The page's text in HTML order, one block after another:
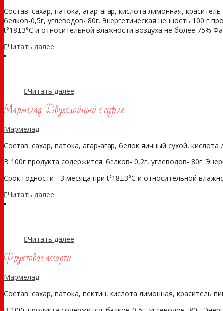
Состав: сахар, патока, агар-агар, кислота лимонная,
белков-0,5г, углеводов- 80г. Энергетическая ценность 100 г
t°18±3°С и относительной влажности воздуха не более 75%
Читать далее
Читать далее
Мармелад Двухслойный с суфле
Мармелад
Состав: сахар, патока, агар-агар, белок яичный сухой,
В 100г продукта содержится: белков- 0,2г, углеводов- 80г.
Срок годности - 3 месяца при t°18±3°С и относительной
Читать далее
Читать далее
Фруктовое ассорти
Мармелад
Состав: сахар, патока, пектин, кислота лимонная, краситель